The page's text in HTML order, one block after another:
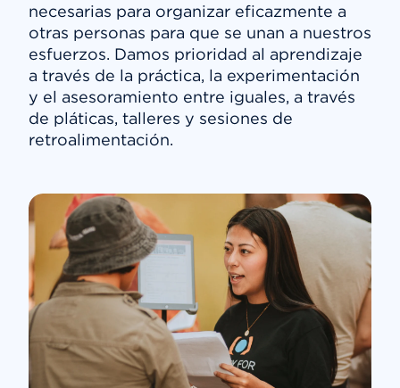
necesarias para organizar eficazmente a
otras personas para que se unan a nuestros
esfuerzos. Damos prioridad al aprendizaje
a través de la práctica, la experimentación
y el asesoramiento entre iguales, a través
de pláticas, talleres y sesiones de
retroalimentación.